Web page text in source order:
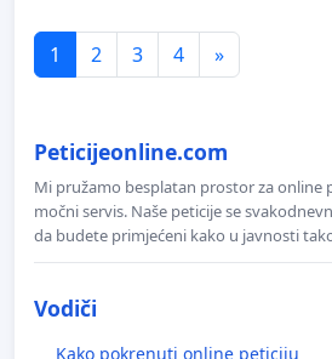
1 2 3 4 »
Peticijeonline.com
Mi pružamo besplatan prostor za online
močni servis. Naše peticije se
da budete primjećeni kako u javnosti
Vodiči
Kako pokrenuti online peticiju